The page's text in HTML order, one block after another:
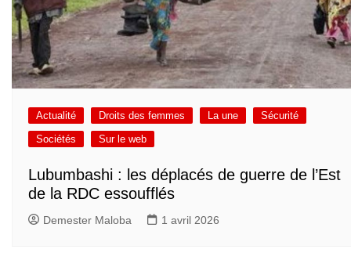
Actualité Droits des femmes La une
Sécurité
Sociétés
Sur le web
Lubumbashi : les déplacés de guerre de l’Est
de la RDC essoufflés
Demester Maloba 1 avril 2026